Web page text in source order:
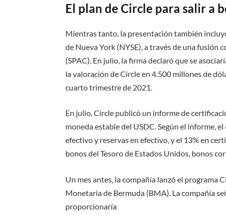
El plan de Circle para salir a
Mientras tanto, la presentación también
de Nueva York (NYSE), a través de una fusión
(SPAC). En julio, la firma declaró que se
la valoración de Circle en 4.500 millones de
cuarto trimestre de 2021.
En julio, Circle publicó un informe de
moneda estable del USDC. Según el informe,
efectivo y reservas en efectivo, y el 13% en
bonos del Tesoro de Estados Unidos, bonos
Un mes antes, la compañía lanzó el programa
Monetaria de Bermuda (BMA). La compañía
proporcionaría